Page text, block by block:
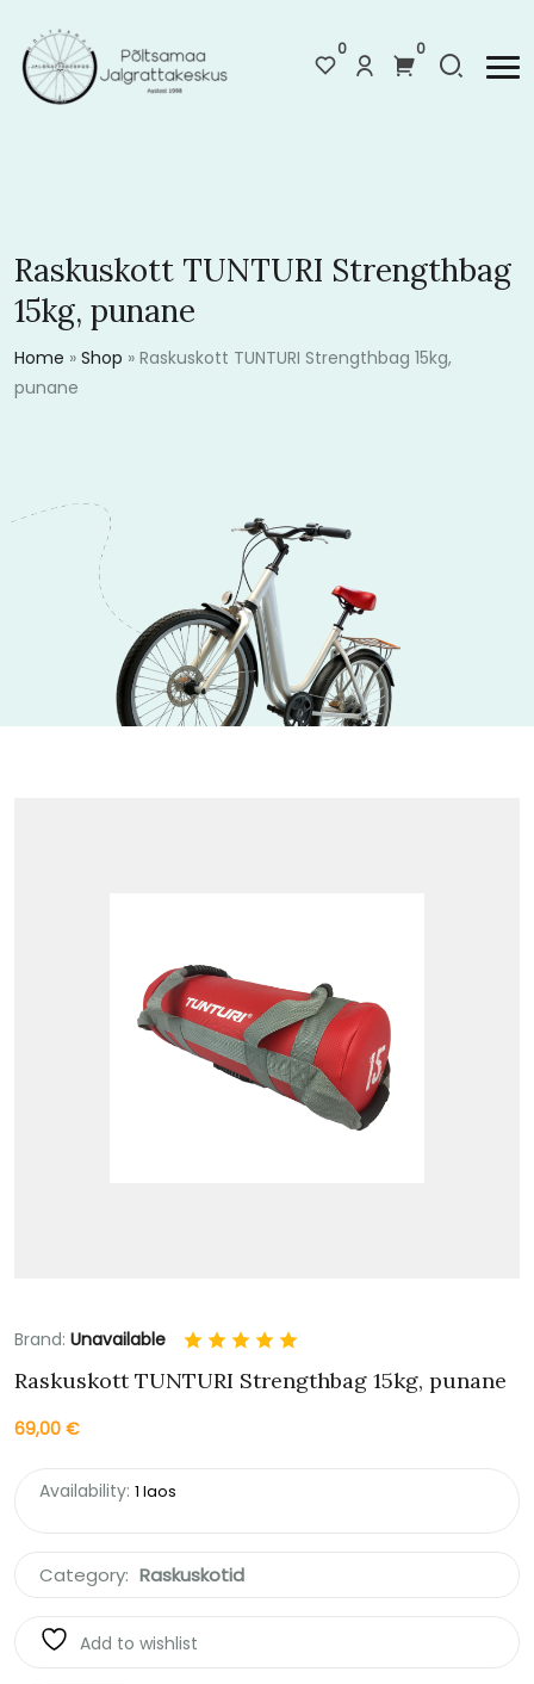
0 0
Raskuskott TUNTURI Strengthbag
15kg, punane
Home » Shop » Raskuskott TUNTURI Strengthbag 15kg,
punane
Brand: Unavailable
Raskuskott TUNTURI Strengthbag 15kg, punane
69,00 €
Availability: 1 laos
Category: Raskuskotid
Add to wishlist